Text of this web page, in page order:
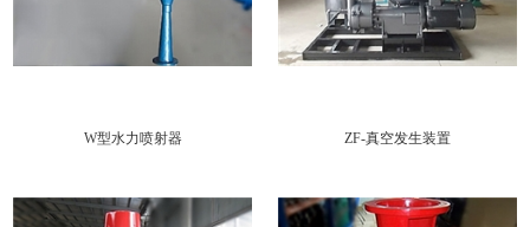
W型水力喷射器 ZF-真空发生装置